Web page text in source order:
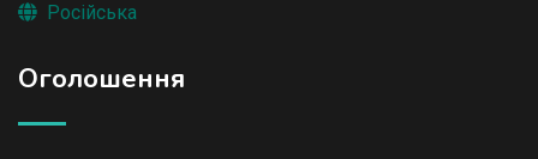
Російська
Оголошення